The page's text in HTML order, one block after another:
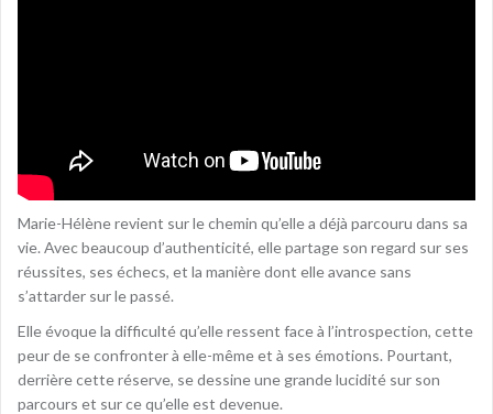
Marie-Hélène revient sur le chemin qu’elle a déjà parcouru dans sa
vie. Avec beaucoup d’authenticité, elle partage son regard sur ses
réussites, ses échecs, et la manière dont elle avance sans
s’attarder sur le passé.
Elle évoque la difficulté qu’elle ressent face à l’introspection, cette
peur de se confronter à elle-même et à ses émotions. Pourtant,
derrière cette réserve, se dessine une grande lucidité sur son
parcours et sur ce qu’elle est devenue.